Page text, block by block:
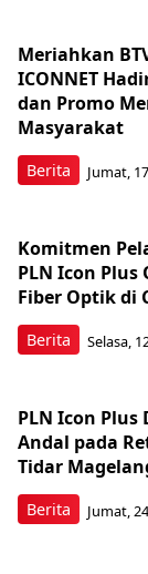
Berita
Meriahkan
ICONNET
dan Promo
Masyarakat
Jumat,
Berita
Komitmen
PLN Icon
Fiber Optik di
Selasa,
Berita
PLN Icon
Andal pada
Tidar
Jumat,